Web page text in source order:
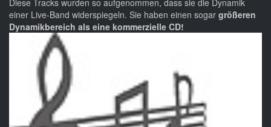
einer Live-Band widerspiegeln. Sie haben einen sogar größeren
Dynamikbereich als eine kommerzielle CD!